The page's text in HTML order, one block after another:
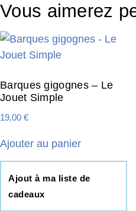
Vous aimerez
Barques gigognes – Le
Jouet Simple
19,00 €
Ajouter au panier
Ajout à ma liste de
cadeaux